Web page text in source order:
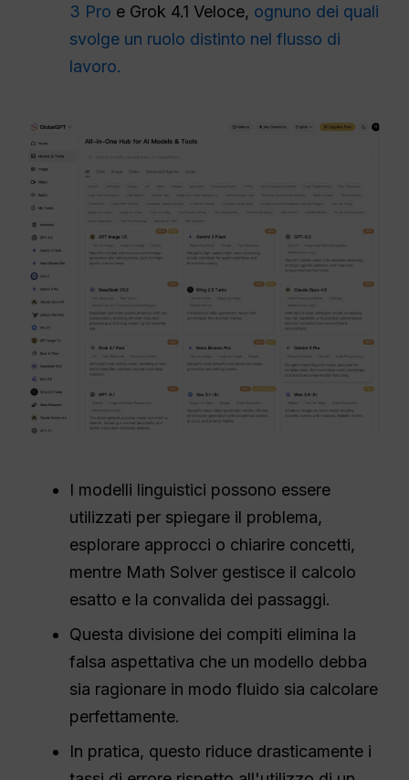
3 Pro e Grok 4.1 Veloce, ognuno dei quali
svolge un ruolo distinto nel flusso di
lavoro.
I modelli linguistici possono essere
utilizzati per spiegare il problema,
esplorare approcci o chiarire concetti,
mentre Math Solver gestisce il calcolo
esatto e la convalida dei passaggi.
Questa divisione dei compiti elimina la
falsa aspettativa che un modello debba
sia ragionare in modo fluido sia calcolare
perfettamente.
In pratica, questo riduce drasticamente i